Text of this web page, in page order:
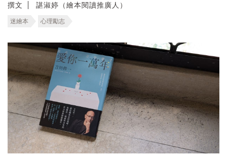
撰文 諶淑婷（繪本閱讀推廣人）
迷繪本 心理勵志